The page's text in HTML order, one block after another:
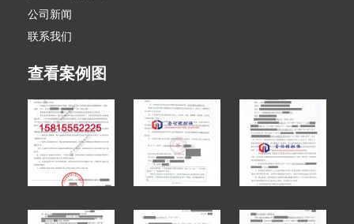
公司新闻
联系我们
查看案例图